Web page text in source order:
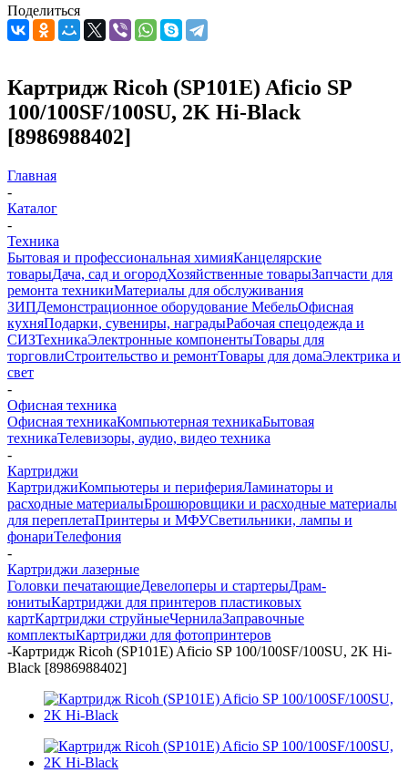
Поделиться
Картридж Ricoh (SP101E) Aficio SP
100/100SF/100SU, 2K Hi-Black
[8986988402]
Главная
-
Каталог
-
Техника
Бытовая и профессиональная химияКанцелярские
товарыДача, сад и огородХозяйственные товарыЗапчасти для
ремонта техникиМатериалы для обслуживания
ЗИПДемонстрационное оборудование МебельОфисная
кухняПодарки, сувениры, наградыРабочая спецодежда и
СИЗТехникаЭлектронные компонентыТовары для
торговлиСтроительство и ремонтТовары для домаЭлектрика и
свет
-
Офисная техника
Офисная техникаКомпьютерная техникаБытовая
техникаТелевизоры, аудио, видео техника
-
Картриджи
КартриджиКомпьютеры и периферияЛаминаторы и
расходные материалыБрошюровщики и расходные материалы
для переплетаПринтеры и МФУСветильники, лампы и
фонариТелефония
-
Картриджи лазерные
Головки печатающиеДевелоперы и стартерыДрам-
юнитыКартриджи для принтеров пластиковых
картКартриджи струйныеЧернилаЗаправочные
комплектыКартриджи для фотопринтеров
-Картридж Ricoh (SP101E) Aficio SP 100/100SF/100SU, 2K Hi-
Black [8986988402]